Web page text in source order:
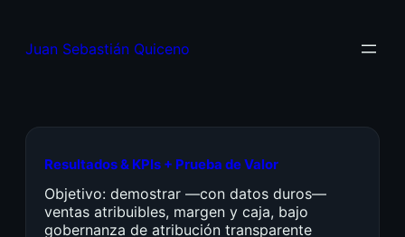
Juan Sebastián Quiceno
Resultados & KPIs + Prueba de Valor
Objetivo: demostrar —con datos duros—
ventas atribuibles, margen y caja, bajo
gobernanza de atribución transparente